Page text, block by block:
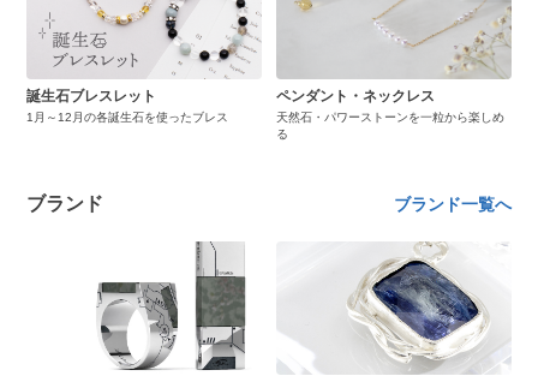
誕生石ブレスレット
1月～12月の各誕生石を使ったブレス
ペンダント・ネックレス
天然石・パワーストーンを一粒から楽しめ
る
ブランド ブランド一覧へ